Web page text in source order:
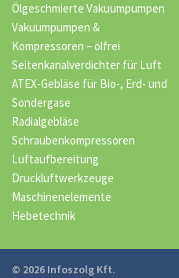
Ölgeschmierte Vakuumpumpen
Vakuumpumpen &
Kompressoren – ölfrei
Seitenkanalverdichter für Luft
ATEX-Gebläse für Bio-, Erd- und
Sondergase
Radialgebläse
Schraubenkompressoren
Luftaufbereitung
Druckluftwerkzeuge
Maschinenelemente
Hebetechnik
© 2026 Infoszolg Kft.